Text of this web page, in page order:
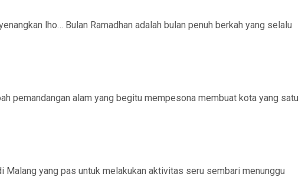
lho… Bulan Ramadhan adalah bulan penuh berkah yang selalu
pemandangan alam yang begitu mempesona membuat kota yang satu
yang pas untuk melakukan aktivitas seru sembari menunggu